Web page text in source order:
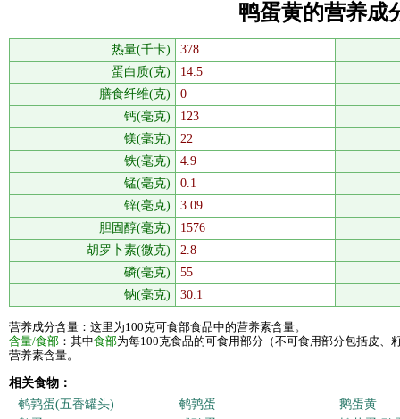
鸭蛋黄的营养成
热量(千卡)
378
蛋白质(克)
14.5
膳食纤维(克)
0
钙(毫克)
123
镁(毫克)
22
铁(毫克)
4.9
锰(毫克)
0.1
锌(毫克)
3.09
胆固醇(毫克)
1576
胡罗卜素(微克)
2.8
磷(毫克)
55
钠(毫克)
30.1
营养成分含量：这里为100克可食部食品中的营养素含量。
含量/食部 ：其中食部为每100克食品的可食用部分（不可食用部分包括皮、
营养素含量。
相关食物：
鹌鹑蛋(五香罐头)
鹌鹑蛋
鹅蛋黄